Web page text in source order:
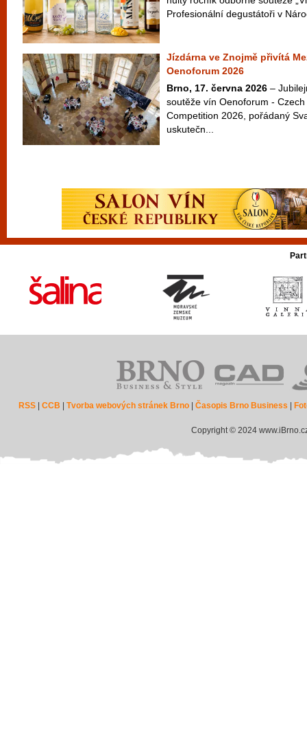
Profesionální degustátoři v
Jízdárna ve Znojmě přivítá
Oenoforum 2026
Brno, 17. června 2026 –
soutěže vín Oenoforum -
Competition 2026, pořádaný
uskutečn...
RSS |CCB |Tvorba webových stránek Brno |Časopis Brno Business
Copyright © 2024